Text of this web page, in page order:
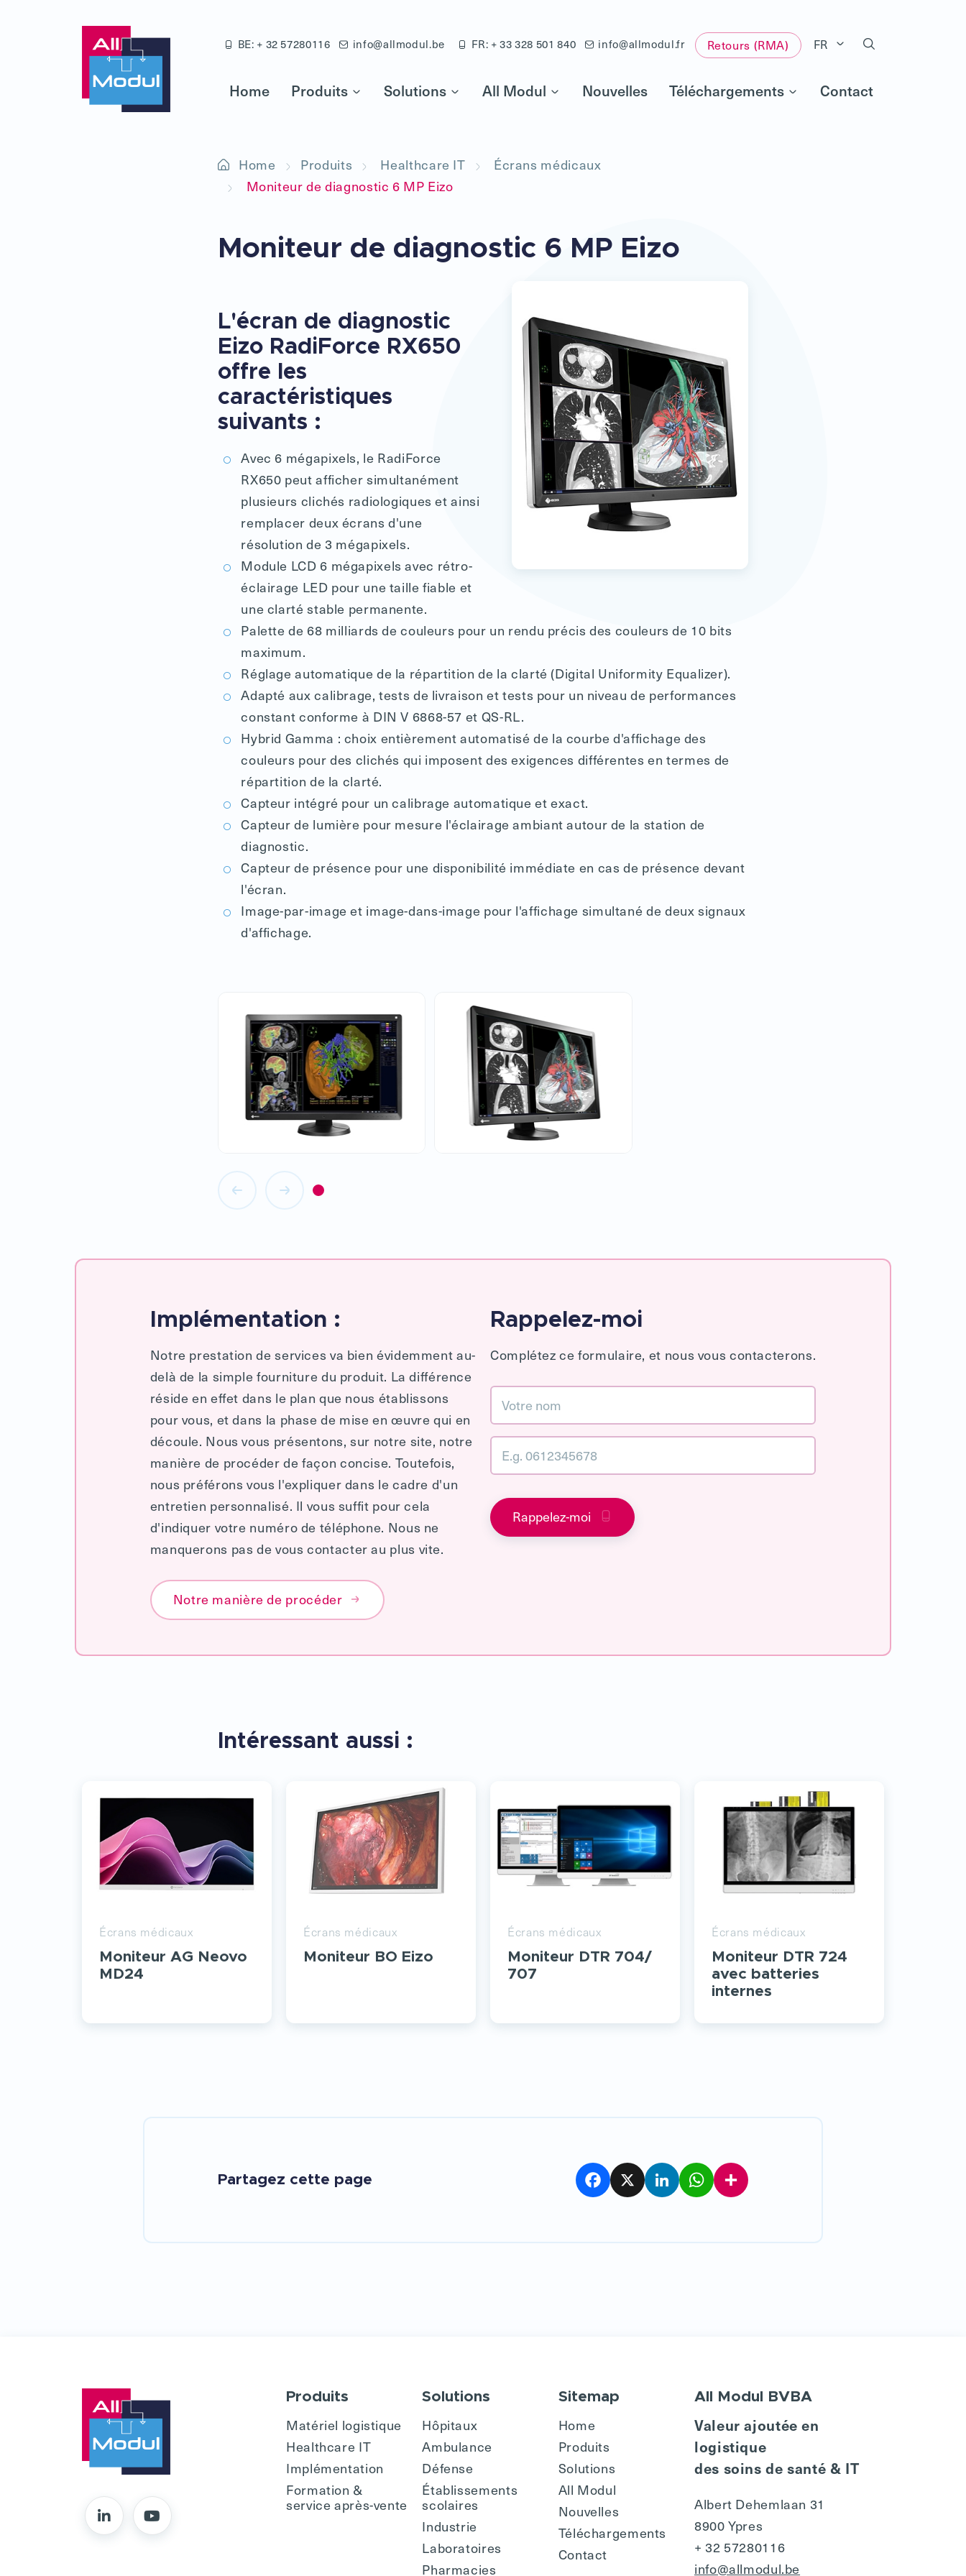
BE: + 32 57280116 info@allmodul.be FR: + 33 328 501 840 info@allmodul.fr Retours (RMA) FR
Home Produits Solutions All Modul Nouvelles Téléchargements Contact
Home Produits Healthcare IT
Écrans médicaux
Moniteur de diagnostic 6 MP Eizo
Moniteur de diagnostic 6 MP Eizo
L'écran de diagnostic
Eizo RadiForce RX650
offre les
caractéristiques
suivants :
Avec 6 mégapixels, le RadiForce
RX650 peut afficher simultanément
plusieurs clichés radiologiques et ainsi
remplacer deux écrans d'une
résolution de 3 mégapixels.
Module LCD 6 mégapixels avec rétro-
éclairage LED pour une taille fiable et
une clarté stable permanente.
Palette de 68 milliards de couleurs pour un rendu précis des couleurs de 10 bits
maximum.
Réglage automatique de la répartition de la clarté (Digital Uniformity Equalizer).
Adapté aux calibrage, tests de livraison et tests pour un niveau de performances
constant conforme à DIN V 6868-57 et QS-RL.
Hybrid Gamma : choix entièrement automatisé de la courbe d'affichage des
couleurs pour des clichés qui imposent des exigences différentes en termes de
répartition de la clarté.
Capteur intégré pour un calibrage automatique et exact.
Capteur de lumière pour mesure l'éclairage ambiant autour de la station de
diagnostic.
Capteur de présence pour une disponibilité immédiate en cas de présence devant
l'écran.
Image-par-image et image-dans-image pour l'affichage simultané de deux signaux
d'affichage.
Implémentation :
Notre prestation de services va bien évidemment au-
delà de la simple fourniture du produit. La différence
réside en effet dans le plan que nous établissons
pour vous, et dans la phase de mise en œuvre qui en
découle. Nous vous présentons, sur notre site, notre
manière de procéder de façon concise. Toutefois,
nous préférons vous l'expliquer dans le cadre d'un
entretien personnalisé. Il vous suffit pour cela
d'indiquer votre numéro de téléphone. Nous ne
manquerons pas de vous contacter au plus vite.
Notre manière de procéder
Rappelez-moi
Complétez ce formulaire, et nous vous contacterons.
Rappelez-moi
Intéressant aussi :
Écrans médicaux
Moniteur AG Neovo
MD24
Écrans médicaux
Moniteur BO Eizo
Écrans médicaux
Moniteur DTR 704/
707
Écrans médicaux
Moniteur DTR 724
avec batteries
internes
Partagez cette page
Facebook LinkedInWhatsAppPartager
Produits
Matériel logistique
Healthcare IT
Implémentation
Formation &
service après-vente
Solutions
Hôpitaux
Ambulance
Défense
Établissements
scolaires
Industrie
Laboratoires
Pharmacies
Sitemap
Home
Produits
Solutions
All Modul
Nouvelles
Téléchargements
Contact
All Modul BVBA
Valeur ajoutée en
logistique
des soins de santé & IT
Albert Dehemlaan 31
8900 Ypres
+ 32 57280116
info@allmodul.be